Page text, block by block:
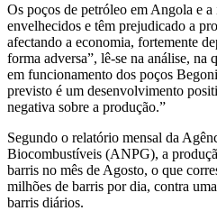
Os poços de petróleo em Angola e
envelhecidos e têm prejudicado a
afectando a economia, fortemente
forma adversa”, lê-se na análise, na
em funcionamento dos poços
previsto é um desenvolvimento
negativa sobre a produção.”
Segundo o relatório mensal da
Biocombustíveis (ANPG), a
barris no mês de Agosto, o que
milhões de barris por dia, contra
barris diários.